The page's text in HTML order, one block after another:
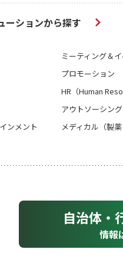
ーションから探す
ンメント
ミーティング＆
プロモーション
HR（Human
アウトソーシング
メディカル（製薬
自治体・
情報